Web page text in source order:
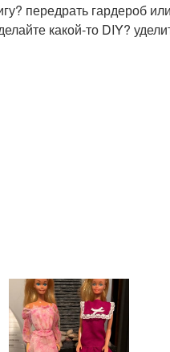
передрать гардероб
какой-то DIY?